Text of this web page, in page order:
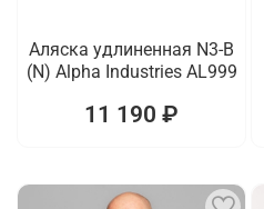
Аляска удлиненная N3-B
(N) Alpha Industries AL999
11 190 ₽